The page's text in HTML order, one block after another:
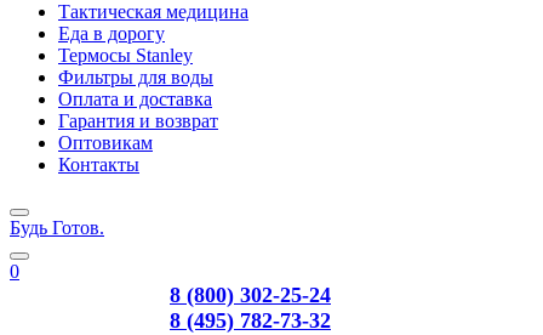
Тактическая медицина
Еда в дорогу
Термосы Stanley
Фильтры для воды
Оплата и доставка
Гарантия и возврат
Оптовикам
Контакты
Будь Готов.
0
8 (800) 302-25-24
8 (495) 782-73-32